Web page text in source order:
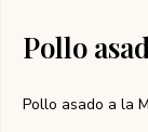
Pollo
Pollo asado a la